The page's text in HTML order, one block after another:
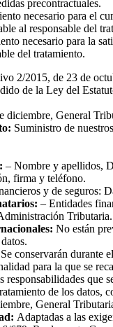
precontractuales.
necesario para el
al responsable del
necesario para la
del tratamiento.
2/2015, de 23 de
de la Ley del
diciembre, General
Suministro de
– Nombre y apellidos,
firma y teléfono.
y de seguros:
– Entidades
Tributaria.
No están
Se conservarán durante
para la que se
responsabilidades que
de los datos,
General
Adaptadas a las